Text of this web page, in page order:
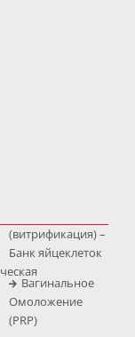
(витрификация) –
Банк яйцеклеток
Вагинальное
Омоложение
(PRP)